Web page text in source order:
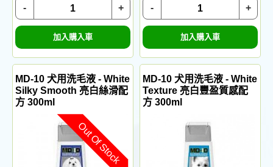
+
-
加入購入車
+
-
加入購入車
MD-10 犬用洗毛液 - White
Silky Smooth 亮白絲滑配
方 300ml
Out Of Stock
MD-10 犬用洗毛液 - White
Texture 亮白豐盈質感配
方 300ml